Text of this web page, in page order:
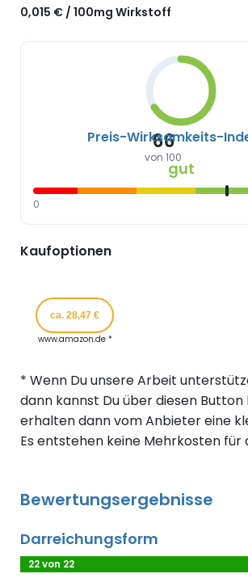
0,015 € / 100mg Wirkstoff
66
von 100
Preis-Wirksamkeits-
gut
0
Kaufoptionen
ca. 28,47 €
www.amazon.de *
* Wenn Du unsere Arbeit
dann kannst Du über diesen Button
erhalten dann vom Anbieter eine
Es entstehen keine Mehrkosten für
Bewertungsergebnisse
Darreichungsform
22 von 22